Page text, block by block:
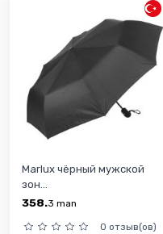
Marlux чёрный мужской
зон...
358.3 man
0 отзыв(ов)